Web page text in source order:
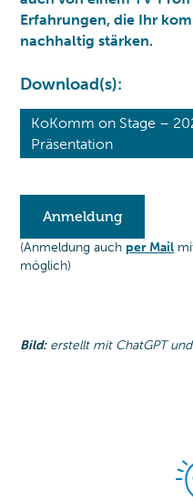
Erfahrungen, die Ihr
nachhaltig stärken.
Download(s):
KoKomm on Stage –
Präsentation
Anmeldung
(Anmeldung auch per Mail
möglich)
Bild:erstellt mit ChatGPT